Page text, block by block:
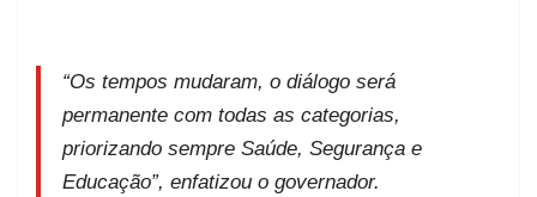
“Os tempos mudaram, o diálogo será
permanente com todas as categorias,
priorizando sempre Saúde, Segurança e
Educação”, enfatizou o governador.